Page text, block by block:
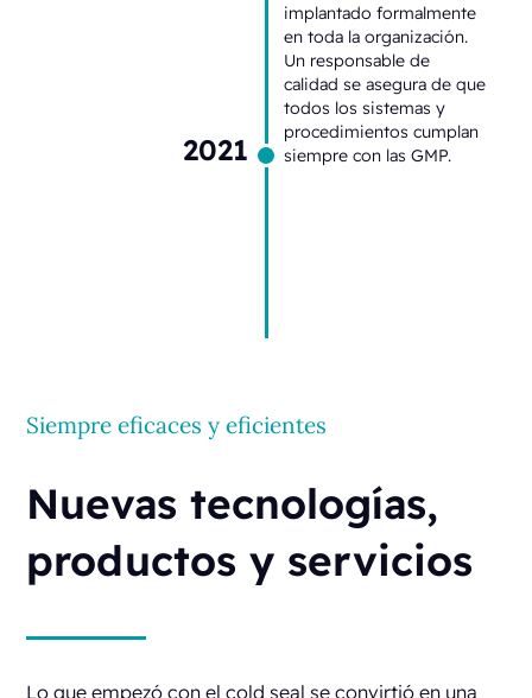
2021
implantado formalmente
en toda la organización.
Un responsable de
calidad se asegura de que
todos los sistemas y
procedimientos cumplan
siempre con las GMP.
Siempre eficaces y eficientes
Nuevas tecnologías,
productos y servicios
Lo que empezó con el cold seal se convirtió en una